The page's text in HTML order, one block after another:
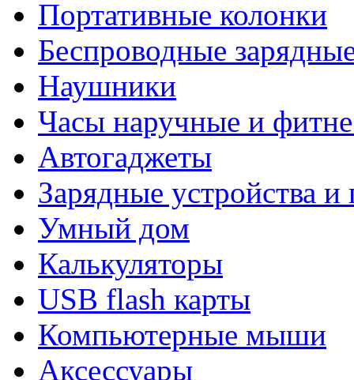
Портативные колонки
Беспроводные
Наушники
Часы наручные и
Автогаджеты
Зарядные устройства
Умный дом
Калькуляторы
USB flash карты
Компьютерные мыши
Аксессуары